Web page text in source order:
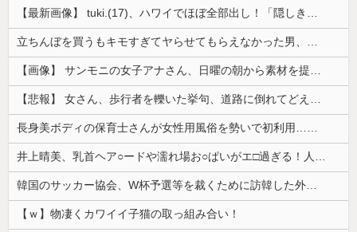
【最新画像】 tuki.(17)、ハワイでほぼ全部出し！「隠しきれない美貌」とSNSざわつく
立ちんぼを買うもキモすぎてヤらせてもらえなかった男、代わりの足コキでまさかの大量身寸米青ｗｗｗ
【画像】 サンモニの女子アナさん、日曜の朝から素材を提供してしまう
【悲報】 女さん、歩行者を轢いた挙句、道路に倒れてどえらいことになってしまうw w w w w w w
長身美ボディの保育士さんが女性用風俗を勢いで初利用…子供に絶対見せられないメスの顔でイキまくり。
井上晴美、乳首ヘア○ードや濡れ場お○ぱいがエ□過ぎる！人生最後のラスト写真集、最高！！
韓国のサッカー協会、W杯予選等を裁くために訪韓した外国人審判を「性接待」していた……大して強くもないチームが潤沢な予算を持ってりゃそうなるわな
【ｗ】物凄くカワイイ子猫の取っ組み合い！